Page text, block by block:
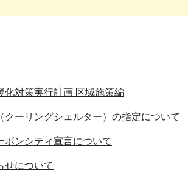
化対策実行計画 区域施策編
クーリングシェルター）の指定について
ボンシティ宣言について
せについて